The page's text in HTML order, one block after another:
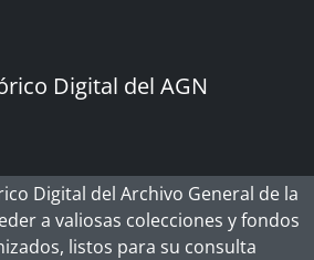
Digital del AGN
Digital del Archivo General de la
a valiosas colecciones y fondos
listos para su consulta